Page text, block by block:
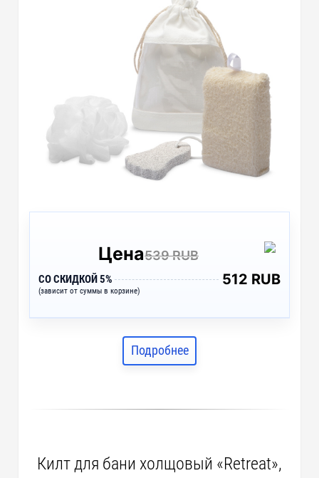
Цена539 RUB
СО СКИДКОЙ 5%
(зависит от суммы в корзине)
512 RUB
Подробнее
Килт для бани холщовый «Retreat»,